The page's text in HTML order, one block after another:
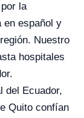
la
en español y
Nuestro
hospitales
del Ecuador,
Quito confían